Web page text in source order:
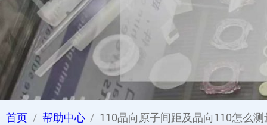
首页 帮助中心 110晶向原子间距及晶向110怎么测